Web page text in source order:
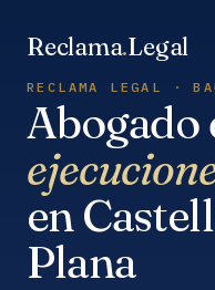
Reclama.Legal
RECLAMA LEGAL ·
Abogado
en
Plana